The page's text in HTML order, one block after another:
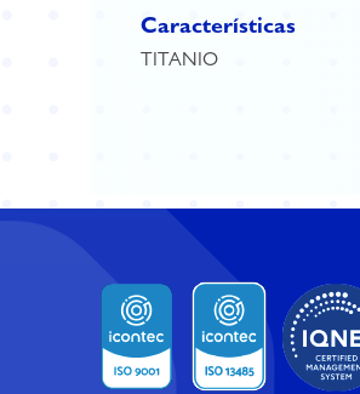
Características
TITANIO